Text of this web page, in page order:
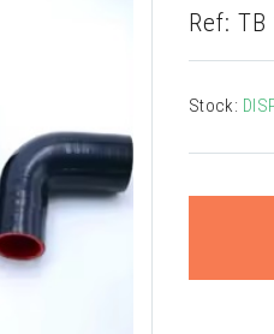
Ref: TB
Stock: